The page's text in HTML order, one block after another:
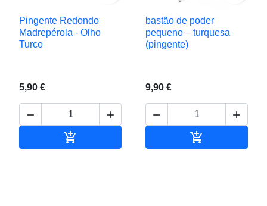
Pingente Redondo
Madrepérola - Olho
Turco
5,90 €
 

bastão de poder
pequeno – turquesa
(pingente)
9,90 €
 
